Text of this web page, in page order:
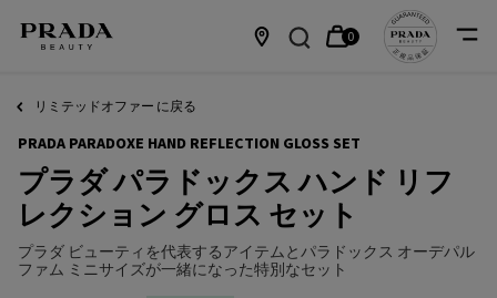
情
報
ト
0
0 カート内の製品
リミテッドオファー に戻る
PRADA PARADOXE HAND REFLECTION GLOSS SET
プラダ パラドックス ハンド リフ
レクション グロス セット
プラダ ビューティを代表するアイテムとパラドックス オーデパル
ファム ミニサイズが一緒になった特別なセット